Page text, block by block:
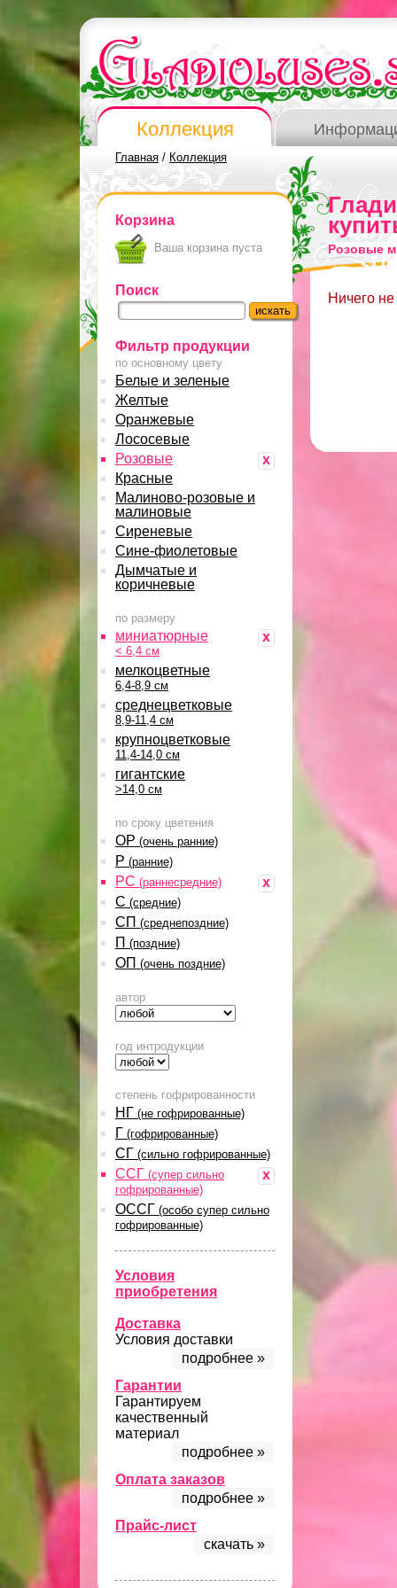
Коллекция
Главная / Коллекция
Корзина
Ваша корзина пуста
Поиск
Фильтр продукции
по основному цвету
Белые и зеленые
Желтые
Оранжевые
Лососевые
x
Розовые
Красные
Малиново-розовые и
малиновые
Сиреневые
Сине-фиолетовые
Дымчатые и
коричневые
по размеру
x
миниатюрные
< 6,4 см
мелкоцветные
6,4-8,9 см
среднецветковые
8,9-11,4 см
крупноцветковые
11,4-14,0 см
гигантские
>14,0 см
по сроку цветения
ОР (очень ранние)
Р (ранние)
x
РС (раннесредние)
С (средние)
СП (среднепоздние)
П (поздние)
ОП (очень поздние)
автор
год интродукции
степень гофрированности
НГ (не гофрированные)
Г (гофрированные)
СГ (сильно гофрированные)
x
ССГ (супер сильно
гофрированные)
ОССГ (особо супер сильно
гофрированные)
Условия
приобретения
Доставка
Условия доставки
подробнее »
Гарантии
Гарантируем
качественный
материал
подробнее »
Оплата заказов
подробнее »
Прайс-лист
скачать »
Розовые
Ничего